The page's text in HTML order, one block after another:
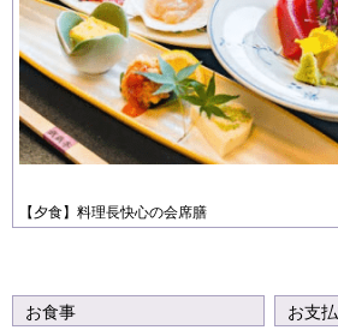
【夕食】料理長快心の会席膳
お食事
お支